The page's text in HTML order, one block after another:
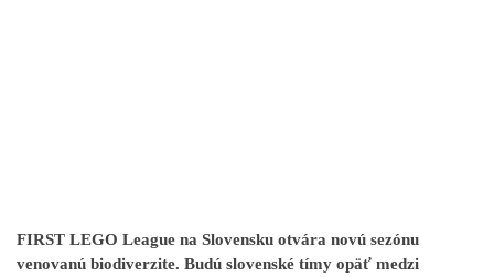
FIRST LEGO League na Slovensku otvára novú sezónu
venovanú biodiverzite. Budú slovenské tímy opäť medzi